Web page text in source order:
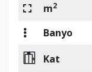
m2
Banyo
Kat